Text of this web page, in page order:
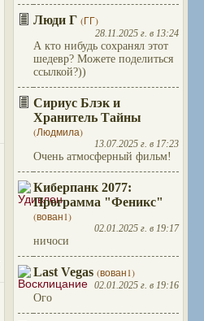
Люди Г (ГГ)
28.11.2025 г. в 13:24
А кто нибудь сохранял этот
шедевр? Можете поделиться
ссылкой?))
Сириус Блэк и
Хранитель Тайны
(Людмила)
13.07.2025 г. в 17:23
Очень атмосферный фильм!
Киберпанк 2077:
Программа "Феникс"
(вован1)
02.01.2025 г. в 19:17
ничоси
Last Vegas (вован1)
02.01.2025 г. в 19:16
Ого